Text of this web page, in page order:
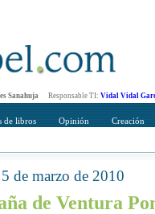
Sanahuja Responsable TI: Vidal Vidal
de libros Opinión Creación
de marzo de 2010
de Ventura